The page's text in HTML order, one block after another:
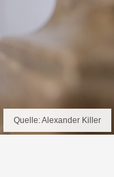
Quelle: Alexander Killer